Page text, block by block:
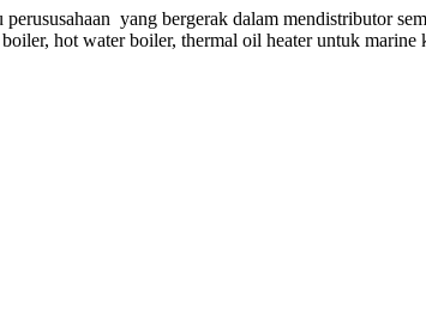
perususahaan yang bergerak dalam mendistributor
hot water boiler, thermal oil heater untuk